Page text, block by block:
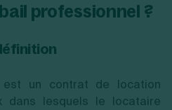
professionnel ?
est un contrat de location
dans lesquels le locataire